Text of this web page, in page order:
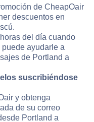
de CheapOair
descuentos en
del día cuando
ayudarle a
de Portland a
suscribiéndose
y obtenga
de su correo
Portland a